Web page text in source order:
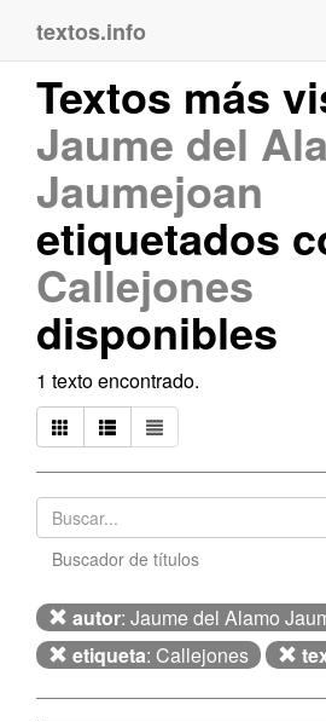
textos.info
Textos más
Jaume del
Jaumejoan
etiquetados
Callejones
disponibles
1 texto encontrado.
Buscador de títulos
autor: Jaume del Alamo
etiqueta: Callejones